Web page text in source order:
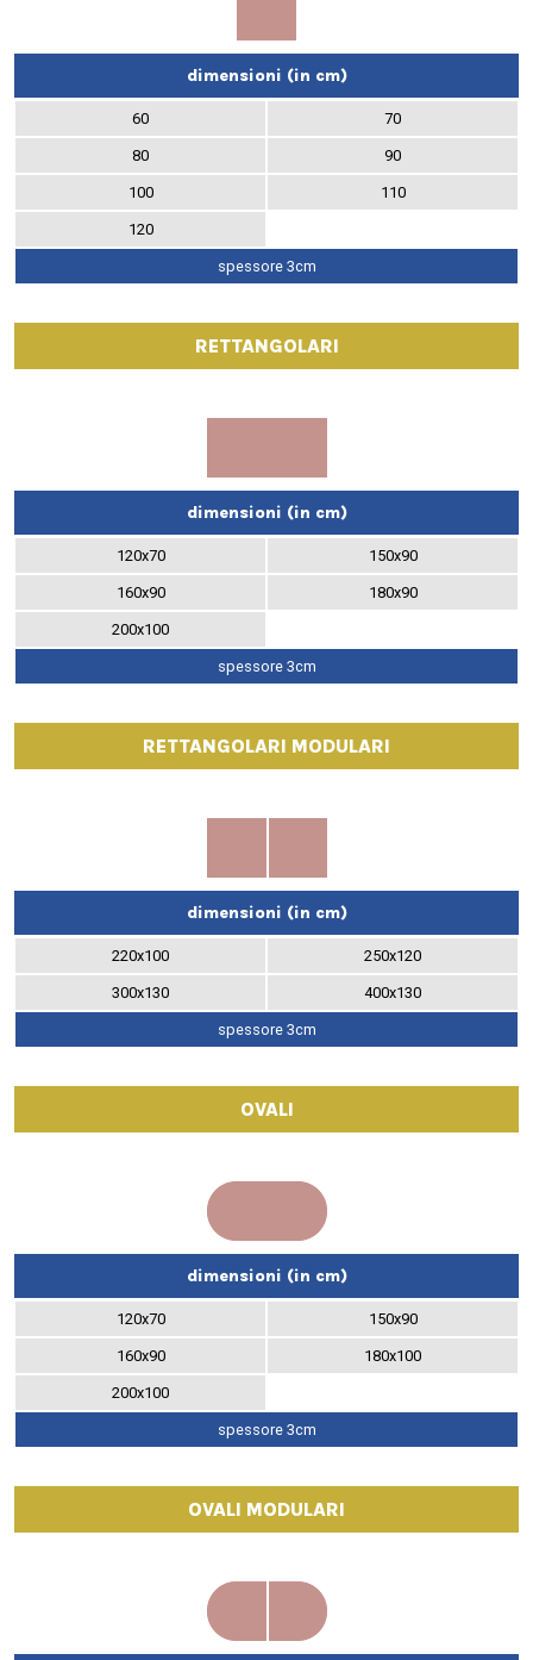
dimensioni (in cm)
60 70
80 90
100 110
120
spessore 3cm
RETTANGOLARI
dimensioni (in cm)
120x70 150x90
160x90 180x90
200x100
spessore 3cm
RETTANGOLARI MODULARI
dimensioni (in cm)
220x100 250x120
300x130 400x130
spessore 3cm
OVALI
dimensioni (in cm)
120x70 150x90
160x90 180x100
200x100
spessore 3cm
OVALI MODULARI